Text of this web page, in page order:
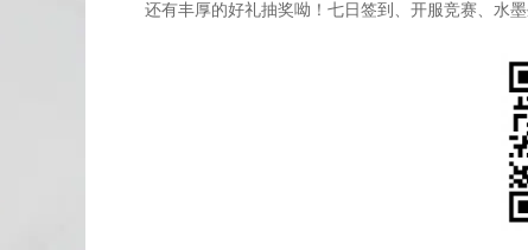
还有丰厚的好礼抽奖呦！七日签到、开服竞赛、水